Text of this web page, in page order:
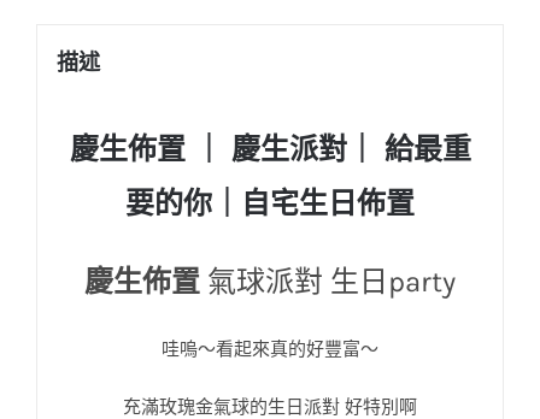
描述
慶生佈置
慶生派對｜ 給最重
要的你｜自宅生日佈置
慶生佈置 氣球派對 生日party
哇嗚～看起來真的好豐富～
充滿玫瑰金氣球的生日派對 好特別啊